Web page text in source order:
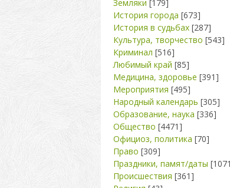
Земляки [179]
История города [673]
История в судьбах [287]
Культура, творчество [543]
Криминал [516]
Любимый край [85]
Медицина, здоровье [391]
Мероприятия [495]
Народный календарь [305]
Образование, наука [336]
Общество [4471]
Официоз, политика [70]
Право [309]
Праздники, памят/даты
Происшествия [361]